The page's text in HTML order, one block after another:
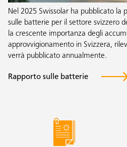
Nel 2025 Swissolar ha pubblicato la
sulle batterie per il settore svizzero
la crescente importanza degli
approvvigionamento in Svizzera,
verrà pubblicato annualmente.
Rapporto sulle batterie